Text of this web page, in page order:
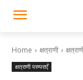
Home क्षत्राणी
क्षत्राणी परम्पराएँ